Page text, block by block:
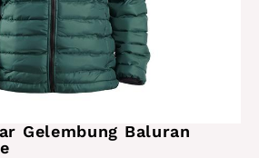
Gelembung Baluran